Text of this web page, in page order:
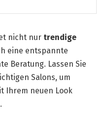
nicht nur trendige
eine entspannte
Beratung. Lassen Sie
Salons, um
Ihrem neuen Look